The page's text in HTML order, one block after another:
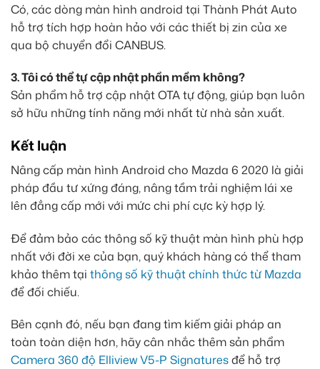
Có, các dòng màn hình android tại Thành Phát Auto
hỗ trợ tích hợp hoàn hảo với các thiết bị zin của xe
qua bộ chuyển đổi CANBUS.
3. Tôi có thể tự cập nhật phần mềm không?
Sản phẩm hỗ trợ cập nhật OTA tự động, giúp bạn luôn
sở hữu những tính năng mới nhất từ nhà sản xuất.
Kết luận
Nâng cấp màn hình Android cho Mazda 6 2020 là giải
pháp đầu tư xứng đáng, nâng tầm trải nghiệm lái xe
lên đẳng cấp mới với mức chi phí cực kỳ hợp lý.
Để đảm bảo các thông số kỹ thuật màn hình phù hợp
nhất với đời xe của bạn, quý khách hàng có thể tham
khảo thêm tại thông số kỹ thuật chính thức từ Mazda
để đối chiếu.
Bên cạnh đó, nếu bạn đang tìm kiếm giải pháp an
toàn toàn diện hơn, hãy cân nhắc thêm sản phẩm
Camera 360 độ Elliview V5-P Signaturesđể hỗ trợ